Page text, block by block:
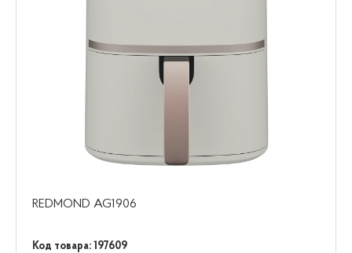
REDMOND AG1906
Код товара: 197609